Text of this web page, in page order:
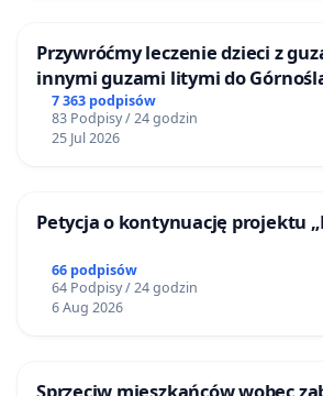
Przywróćmy leczenie dzieci z
innymi guzami litymi do
Centrum Zdrowia Dziecka w
7 363 podpisów
83 Podpisy / 24 godzin
25 Jul 2026
Petycja o kontynuację projektu
66 podpisów
64 Podpisy / 24 godzin
6 Aug 2026